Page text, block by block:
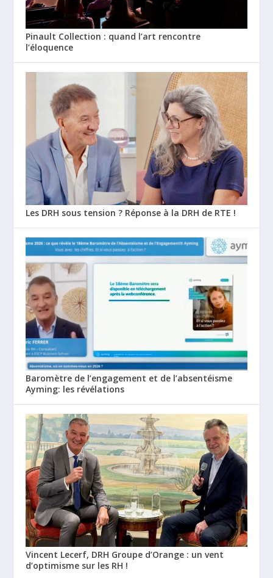
Pinault Collection : quand l’art rencontre
l’éloquence
Les DRH sous tension ? Réponse à la DRH de RTE !
Baromètre de l’engagement et de l’absentéisme
Ayming: les révélations
Vincent Lecerf, DRH Groupe d’Orange : un vent
d’optimisme sur les RH !